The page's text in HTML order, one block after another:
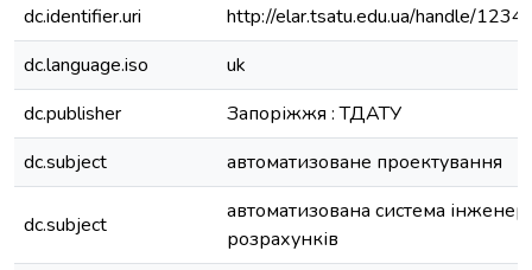
dc.identifier.uri
http://elar.tsatu.edu.ua/handle/
dc.language.iso
uk
dc.publisher
Запоріжжя : ТДАТУ
dc.subject
автоматизоване проектування
dc.subject
автоматизована система
розрахунків